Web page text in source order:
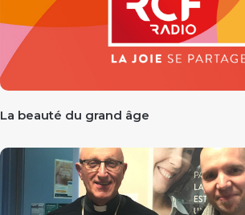
La beauté du grand âge